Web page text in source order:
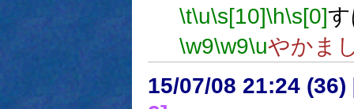
\t\u\s[10]\h\s[0]
\w9\w9\uやかま
15/07/08 21:24 (36)